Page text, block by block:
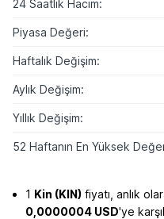
24 Saatlik Hacim:
Piyasa Değeri:
Haftalık Değişim:
Aylık Değişim:
Yıllık Değişim:
52 Haftanın En Yüksek
1 Kin (KIN) fiyatı, anlık
0,0000004 USD'ye